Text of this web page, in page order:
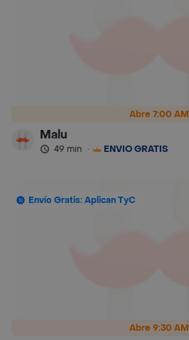
Abre 7:00 AM
Malu
49 min · ENVÍO GRATIS
Abre 9:30 AM
Envío Gratis: Aplican TyC